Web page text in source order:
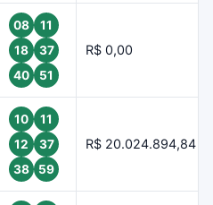
08
11
18
37
40
51
R$ 0,00
10
11
12
37
38
59
R$ 20.024.894,84